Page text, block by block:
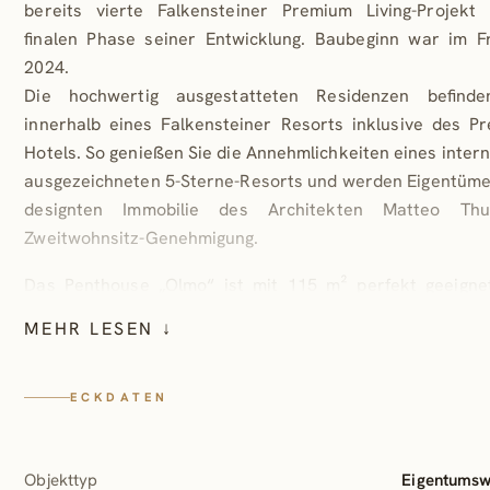
bereits vierte Falkensteiner Premium Living-
finalen Phase seiner Entwicklung. Baubeginn war im
2024.
Die hochwertig ausgestatteten Residenzen
innerhalb eines Falkensteiner Resorts inklusive des
Hotels. So genießen Sie die Annehmlichkeiten eines
ausgezeichneten 5-Sterne-Resorts und werden
designten Immobilie des Architekten Matteo
Zweitwohnsitz-Genehmigung.
eigenen Bädern, eine Garderobe, ein zusätzliches Gäste-
Verfügung. Hinzu kommt ein heller Wohn-Küchen-
eigenen Pool oder Wellness-Bereich.
MEHR LESEN ↓
ECKDATEN
Objekttyp